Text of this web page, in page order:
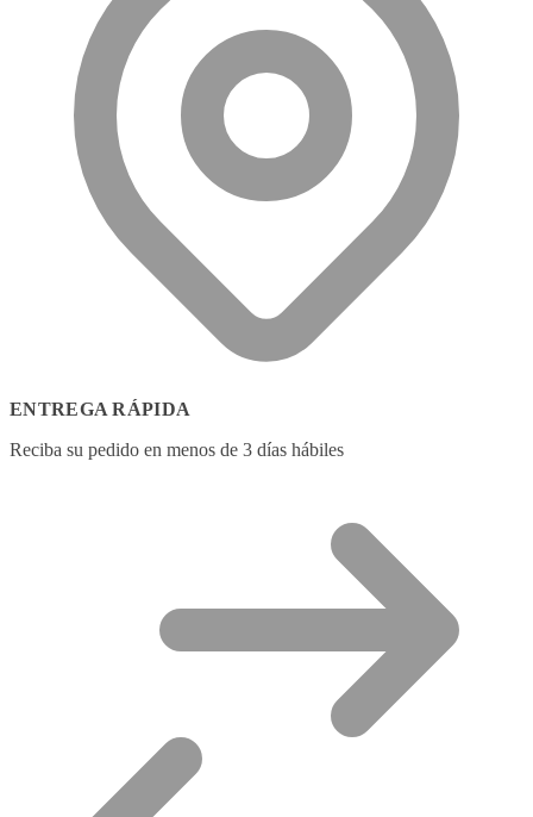
ENTREGA RÁPIDA
Reciba su pedido en menos de 3 días hábiles